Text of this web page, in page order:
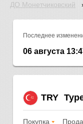
ДО Монетчиковский ›
Последнее
06 августа
TRY
Покупка